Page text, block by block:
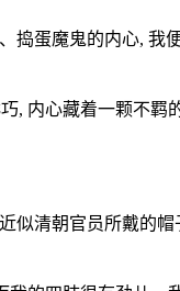
蛋魔鬼的内心,
内心藏着一颗不
清朝官员所戴的